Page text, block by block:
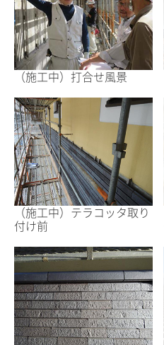
（施工中）打合せ風景
（施工中）テラコッタ取り
付け前